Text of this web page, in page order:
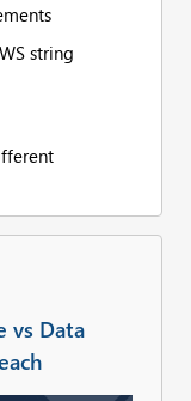
string
vs Data